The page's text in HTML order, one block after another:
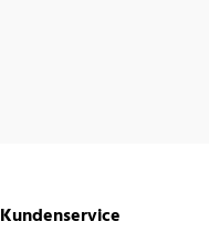
Kundenservice